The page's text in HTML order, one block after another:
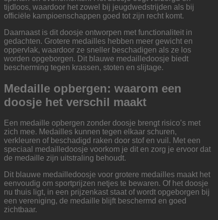
tijdloos, waardoor het zowel bij jeugdwedstrijden als bij
officiële kampioenschappen goed tot zijn recht komt.
Daarnaast is dit doosje ontworpen met functionaliteit in
gedachten. Grotere medailles hebben meer gewicht en
oppervlak, waardoor ze sneller beschadigen als ze los
worden opgeborgen. Dit blauwe medailledoosje biedt
bescherming tegen krassen, stoten en slijtage.
Medaille opbergen: waarom een
doosje het verschil maakt
Een medaille opbergen zonder doosje brengt risico’s met
zich mee. Medailles kunnen tegen elkaar schuren,
verkleuren of beschadigd raken door stof en vuil. Met een
speciaal medailledoosje voorkom je dit en zorg je ervoor dat
de medaille zijn uitstraling behoudt.
Dit blauwe medailledoosje voor grotere medailles maakt het
eenvoudig om sportprijzen netjes te bewaren. Of het doosje
nu thuis ligt, in een prijzenkast staat of wordt opgeborgen bij
een vereniging, de medaille blijft beschermd en goed
zichtbaar.